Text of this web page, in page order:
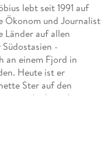
lebt seit 1991 auf
Ökonom und Journalist
Länder auf allen
-
an einem Fjord in
Heute ist er
Ster auf den
jedoch noch
sehen, staunen,